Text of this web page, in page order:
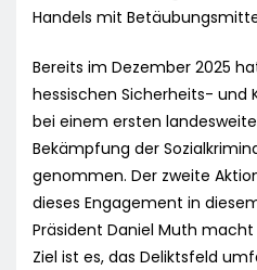
Handels mit
Bereits im Dezember 2025
hessischen Sicherheits- und
bei einem ersten
Bekämpfung der
genommen. Der zweite
dieses Engagement in
Präsident Daniel Muth macht
Ziel ist es, das Deliktsfeld